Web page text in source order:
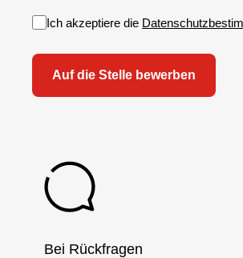
Ich akzeptiere die
Bei Rückfragen